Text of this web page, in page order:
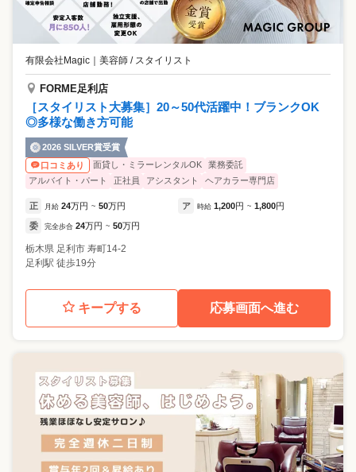
有限会社Magic ｜ 美容師 / スタイリスト
FORME足利店
［スタイリスト大募集］20～50代活躍中！ブランクOK
◎多様な働き方可能
2026 SILVER賞受賞
口コミあり
面貸し・ミラーレンタルOK
業務委託
アルバイト・パート
正社員 アシスタント ヘアカラー専門店
正 月給 24万円 ~ 50万円 ア 時給 1,200円 ~ 1,800円
委 完全歩合 24万円 ~ 50万円
栃木県 足利市 寿町14-2
足利駅 徒歩19分
キープする 応募画面へ進む